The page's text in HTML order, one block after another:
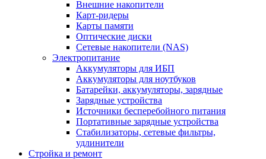
Внешние накопители
Карт-ридеры
Карты памяти
Оптические диски
Сетевые накопители (NAS)
Электропитание
Аккумуляторы для ИБП
Аккумуляторы для ноутбуков
Батарейки, аккумуляторы, зарядные
Зарядные устройства
Источники бесперебойного питания
Портативные зарядные устройства
Стабилизаторы, сетевые фильтры,
удлинители
Стройка и ремонт